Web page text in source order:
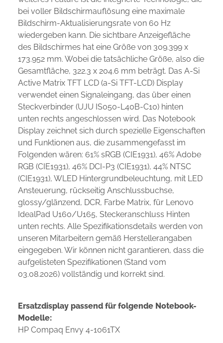
bei voller Bildschirmauflösung eine maximale
Bildschirm-Aktualisierungsrate von 60 Hz
wiedergeben kann. Die sichtbare Anzeigefläche
des Bildschirmes hat eine Größe von 309.399 x
173.952 mm. Wobei die tatsächliche Größe, also die
Gesamtfläche, 322.3 x 204.6 mm beträgt. Das A-Si
Active Matrix TFT LCD (a-Si TFT-LCD) Display
verwendet einen Signaleingang, das über einen
Steckverbinder (UJU IS050-L40B-C10) hinten
unten rechts angeschlossen wird. Das Notebook
Display zeichnet sich durch spezielle Eigenschaften
und Funktionen aus, die zusammengefasst im
Folgenden wären: 61% sRGB (CIE1931), 46% Adobe
RGB (CIE1931), 46% DCI-P3 (CIE1931), 44% NTSC
(CIE1931), WLED Hintergrundbeleuchtung, mit LED
Ansteuerung, rückseitig Anschlussbuchse,
glossy/glänzend, DCR, Farbe Matrix, für Lenovo
IdealPad U160/U165, Steckeranschluss Hinten
unten rechts. Alle Spezifikationsdetails werden von
unseren Mitarbeitern gemäß Herstellerangaben
eingegeben. Wir können nicht garantieren, dass die
aufgelisteten Spezifikationen (Stand vom
03.08.2026) vollständig und korrekt sind.
Ersatzdisplay passend für folgende Notebook-
Modelle:
HP Compaq Envy 4-1061TX